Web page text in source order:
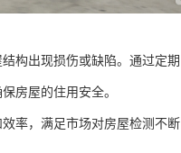
构出现损伤或缺陷。通过定期
房屋的住用安全。
率，满足市场对房屋检测不断